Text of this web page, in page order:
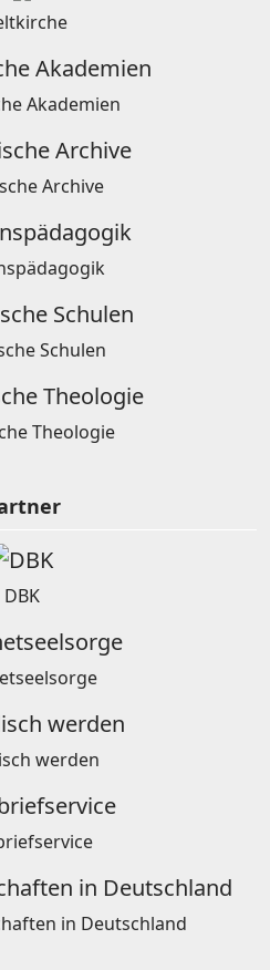
Akademien
Archive
Schulen
Theologie
DBK
werden
in Deutschland